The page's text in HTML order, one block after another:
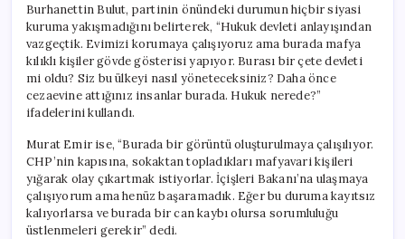
Burhanettin Bulut, partinin önündeki durumun hiçbir siyasi
kuruma yakışmadığını belirterek, “Hukuk devleti anlayışından
vazgeçtik. Evimizi korumaya çalışıyoruz ama burada mafya
kılıklı kişiler gövde gösterisi yapıyor. Burası bir çete devleti
mi oldu? Siz bu ülkeyi nasıl yöneteceksiniz? Daha önce
cezaevine attığınız insanlar burada. Hukuk nerede?”
ifadelerini kullandı.
Murat Emir ise, “Burada bir görüntü oluşturulmaya çalışılıyor.
CHP’nin kapısına, sokaktan topladıkları mafyavari kişileri
yığarak olay çıkartmak istiyorlar. İçişleri Bakanı’na ulaşmaya
çalışıyorum ama henüz başaramadık. Eğer bu duruma kayıtsız
kalıyorlarsa ve burada bir can kaybı olursa sorumluluğu
üstlenmeleri gerekir” dedi.